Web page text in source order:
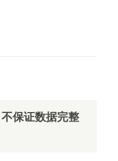
保证数据完整